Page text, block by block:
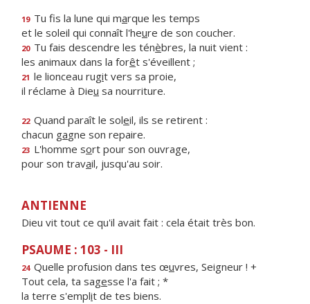
19 Tu fis la lune qui marque les temps
et le soleil qui connaît l'heure de son coucher.
20 Tu fais descendre les ténèbres, la nuit vient :
les animaux dans la forêt s'éveillent ;
21 le lionceau rugit vers sa proie,
il réclame à Dieu sa nourriture.
22 Quand paraît le soleil, ils se retirent :
chacun gagne son repaire.
23 L'homme sort pour son ouvrage,
pour son travail, jusqu'au soir.
ANTIENNE
Dieu vit tout ce qu'il avait fait : cela était très bon.
PSAUME : 103 - III
24 Quelle profusion dans tes œuvres, Seigneur ! +
Tout cela, ta sagesse l'a fait ; *
la terre s'emplit de tes biens.